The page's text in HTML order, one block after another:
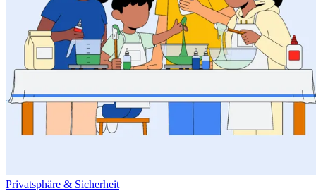
Privatsphäre & Sicherheit